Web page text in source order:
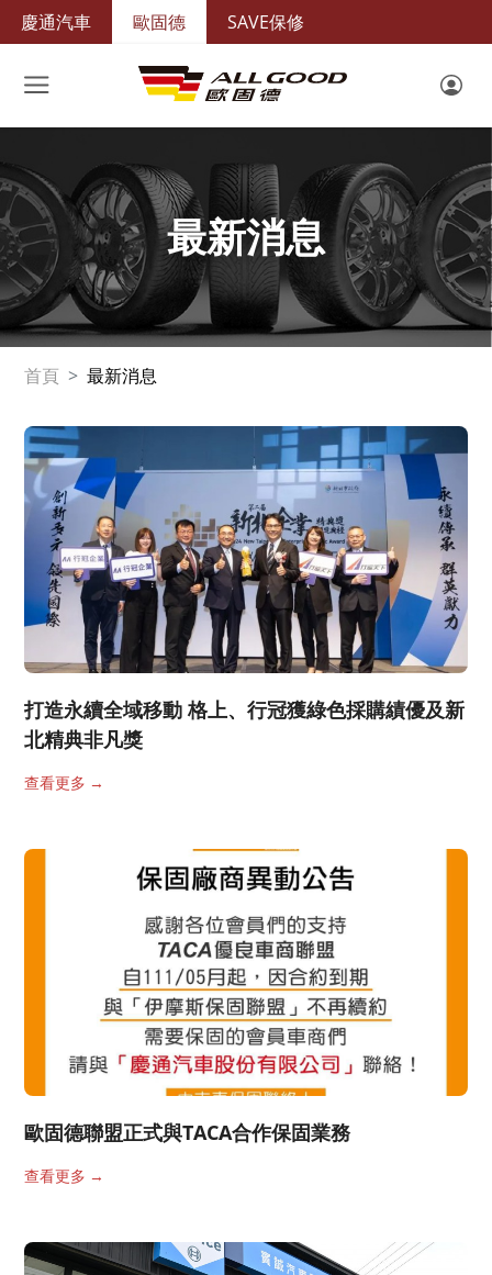
慶通汽車 歐固德 SAVE保修
最新消息
首頁 最新消息
打造永續全域移動 格上、行冠獲綠色採購績優及新
北精典非凡獎
查看更多 →
歐固德聯盟正式與TACA合作保固業務
查看更多 →